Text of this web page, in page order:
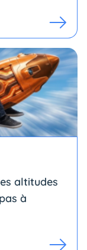
altitudes
à